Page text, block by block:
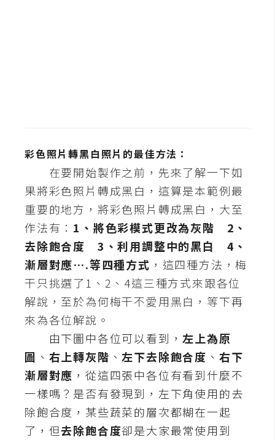
p
I
l
u
s
t
r
t
o
去
背
與
合
彩色照片轉黑白照片的最佳方法：
在要開始製作之前，先來了解一下如
果將彩色照片轉成黑白，這算是本範例最
重要的地方，將彩色照片轉成黑白，大至
作法有： 1、將色彩模式更改為灰階
2、
去除飽合度
3、利用調整中的黑白
4、
漸層對應….等四種方式 ，這四種方法，梅
干只挑選了1、2、4這三種方式來跟各位
解說，至於為何梅干不愛用黑白，等下再
來為各位解說。
由下圖中各位可以看到，左上為原
圖 、 右上轉灰階 、左下去除飽合度 、 右下
漸層對應 ，從這四張中各位有看到什麼不
一樣嗎？是否有發現到， 左下角使用的去
除飽合度 ，某些蔬菜的層次都糊在一起
了，但去除飽合度卻是大家最常使用到